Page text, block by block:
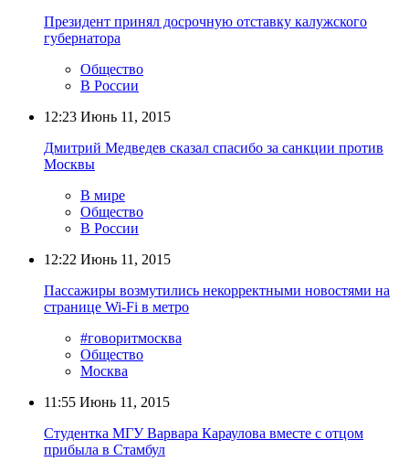
Президент принял досрочную отставку калужского
губернатора
Общество
В России
12:23 Июнь 11, 2015
Дмитрий Медведев сказал спасибо за санкции против
Москвы
В мире
Общество
В России
12:22 Июнь 11, 2015
Пассажиры возмутились некорректными новостями на
странице Wi-Fi в метро
#говоритмосква
Общество
Москва
11:55 Июнь 11, 2015
Студентка МГУ Варвара Караулова вместе с отцом
прибыла в Стамбул